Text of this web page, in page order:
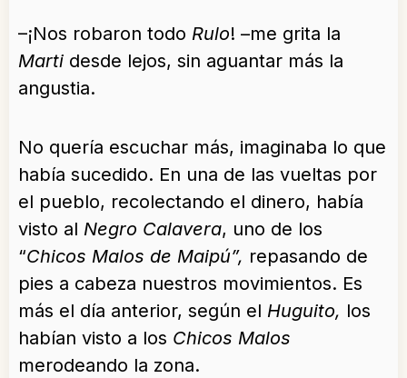
–¡Nos robaron todo Rulo! –me grita la
Marti desde lejos, sin aguantar más la
angustia.
No quería escuchar más, imaginaba lo que
había sucedido. En una de las vueltas por
el pueblo, recolectando el dinero, había
visto al Negro Calavera, uno de los
“Chicos Malos de Maipú”, repasando de
pies a cabeza nuestros movimientos. Es
más el día anterior, según el Huguito, los
habían visto a los Chicos Malos
merodeando la zona.